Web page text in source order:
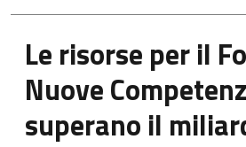
Le risorse per il
Nuove
superano il